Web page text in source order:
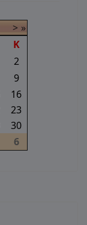
> »
Κ
2
9
16
23
30
6